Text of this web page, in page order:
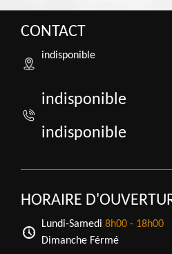
CONTACT
indisponible
indisponible
indisponible
HORAIRE
Lundi-Samedi 8h00 - 18h00
Dimanche Férmé